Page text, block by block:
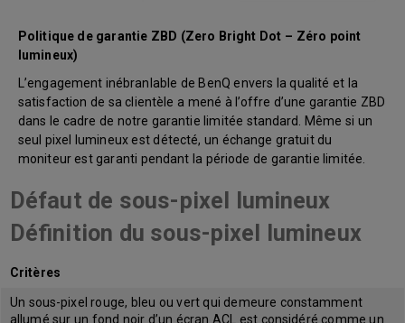
Politique de garantie ZBD (Zero Bright Dot – Zéro point
lumineux)
L’engagement inébranlable de BenQ envers la qualité et la
satisfaction de sa clientèle a mené à l’offre d’une garantie ZBD
dans le cadre de notre garantie limitée standard. Même si un
seul pixel lumineux est détecté, un échange gratuit du
moniteur est garanti pendant la période de garantie limitée.
Défaut de sous-pixel lumineux
Définition du sous-pixel lumineux
Critères
Un sous-pixel rouge, bleu ou vert qui demeure constamment
allumé sur un fond noir d’un écran ACL est considéré comme un